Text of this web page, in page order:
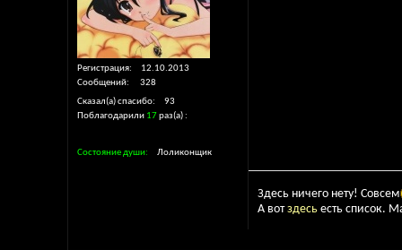
Регистрация
12.10.2013
Сообщений
328
Сказал(а) спасибо
93
Поблагодарили 17раз(а)
Состояние души Лоликонщик
Здесь ничего нету! Совсем
А вотздесь есть список.